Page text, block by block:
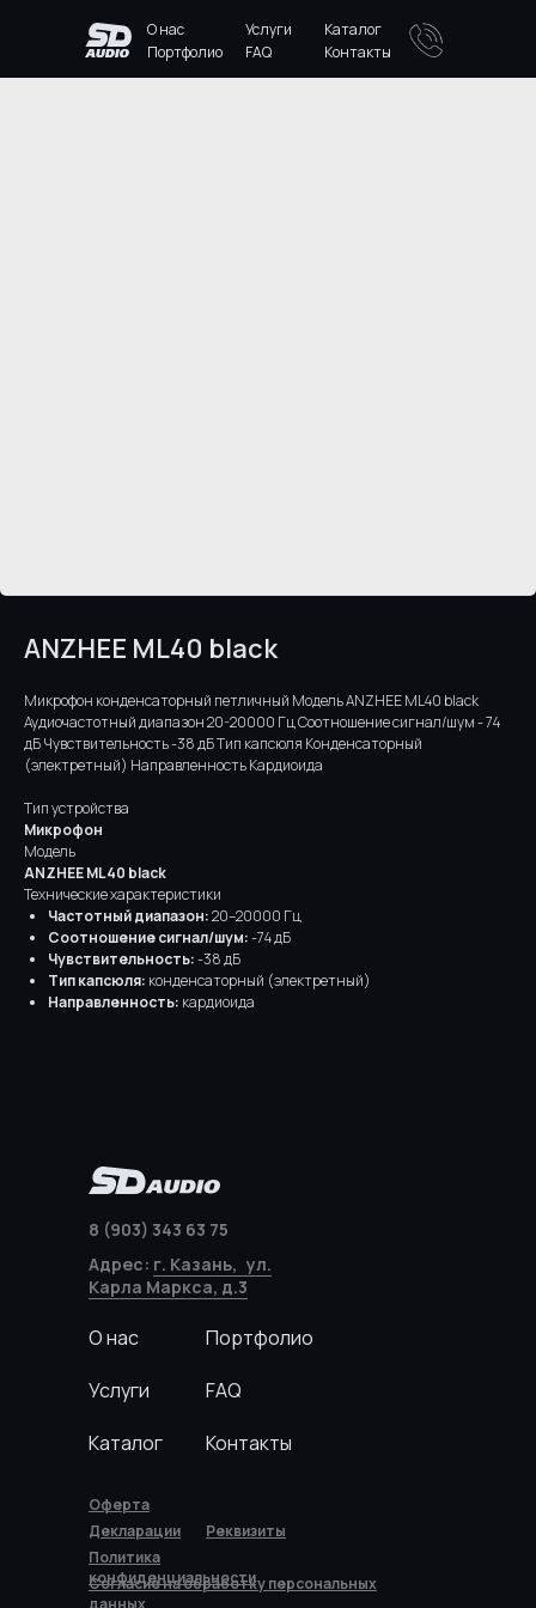
Каталог
Услуги
О нас
Портфолио
FAQ Контакты
ANZHEE ML40 black
Микрофон конденсаторный петличный Модель ANZHEE ML40 black
Аудиочастотный диапазон 20-20000 Гц Соотношение сигнал/шум - 74
дБ Чувствительность -38 дБ Тип капсюля Конденсаторный
(электретный) Направленность Кардиоида
Тип устройства
Микрофон
Модель
ANZHEE ML40 black
Технические характеристики
Частотный диапазон:20–20000 Гц
Соотношение сигнал/шум:-74 дБ
Чувствительность:-38 дБ
Тип капсюля: конденсаторный (электретный)
Направленность: кардиоида
8 (903) 343 63 75
Адрес: г. Казань, ул.
Карла Маркса, д.3
Политика
конфиденциальности
Декларации Реквизиты
Оферта
Согласие на обработку персональных
данных
Каталог
Портфолио
FAQ
Контакты
Услуги
О нас